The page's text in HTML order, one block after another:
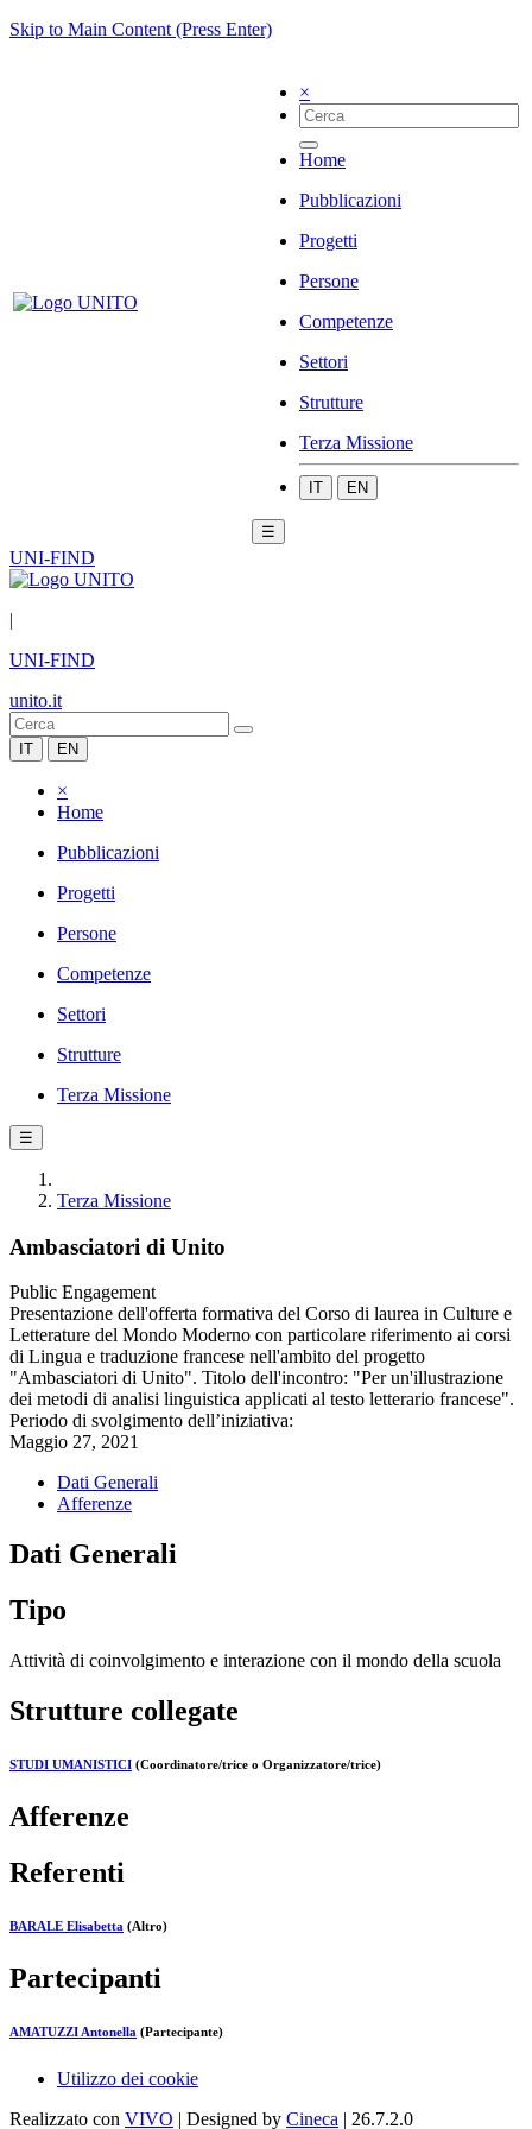
Skip to Main Content (Press Enter)
×
Home
Pubblicazioni
Progetti
Persone
Competenze
Settori
Strutture
Terza Missione
IT EN
☰
UNI-FIND
|
UNI-FIND
unito.it
IT EN
×
Home
Pubblicazioni
Progetti
Persone
Competenze
Settori
Strutture
Terza Missione
☰
Terza Missione
Ambasciatori di Unito
Public Engagement
Presentazione dell'offerta formativa del Corso di laurea in Culture e
Letterature del Mondo Moderno con particolare riferimento ai corsi
di Lingua e traduzione francese nell'ambito del progetto
"Ambasciatori di Unito". Titolo dell'incontro: "Per un'illustrazione
dei metodi di analisi linguistica applicati al testo letterario francese".
Periodo di svolgimento dell’iniziativa:
Maggio 27, 2021
Dati Generali
Afferenze
Dati Generali
Tipo
Attività di coinvolgimento e interazione con il mondo della scuola
Strutture collegate
STUDI UMANISTICI (Coordinatore/trice o Organizzatore/trice)
Afferenze
Referenti
BARALE Elisabetta (Altro)
Partecipanti
AMATUZZI Antonella (Partecipante)
Utilizzo dei cookie
Realizzato con VIVO | Designed by Cineca | 26.7.2.0